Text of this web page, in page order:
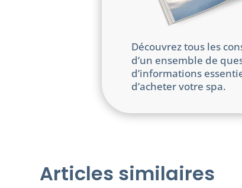
Découvrez tous les
d’un ensemble de
d’informations
d’acheter votre spa.
Articles similaires